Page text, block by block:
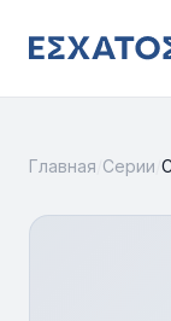
Главная Серии